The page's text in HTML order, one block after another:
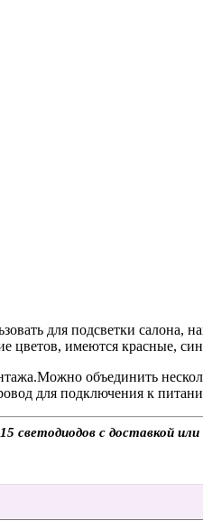
для подсветки салона,
цветов, имеются красные,
объединить
для подключения к
светодиодов с доставкой